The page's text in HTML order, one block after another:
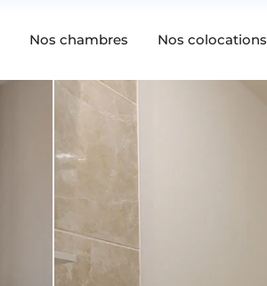
Nos chambres Nos colocations